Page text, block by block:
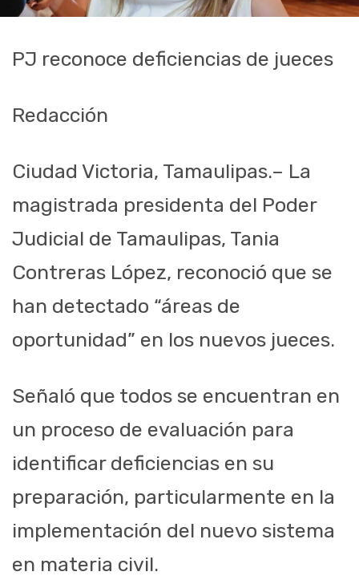
PJ reconoce deficiencias de jueces
Redacción
Ciudad Victoria, Tamaulipas.– La
magistrada presidenta del Poder
Judicial de Tamaulipas, Tania
Contreras López, reconoció que se
han detectado “áreas de
oportunidad” en los nuevos jueces.
Señaló que todos se encuentran en
un proceso de evaluación para
identificar deficiencias en su
preparación, particularmente en la
implementación del nuevo sistema
en materia civil.